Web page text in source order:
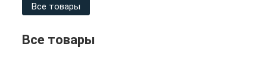
Все товары
Все товары